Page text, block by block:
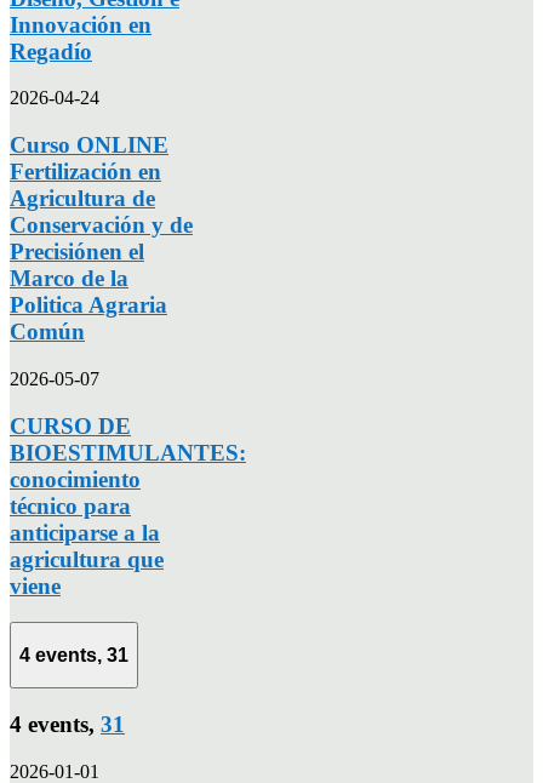
Innovación en
Regadío
2026-04-24
Curso ONLINE
Fertilización en
Agricultura de
Conservación y de
Precisiónen el
Marco de la
Politica Agraria
Común
2026-05-07
CURSO DE
BIOESTIMULANTES:
conocimiento
técnico para
anticiparse a la
agricultura que
viene
4 events, 31
4 events, 31
2026-01-01